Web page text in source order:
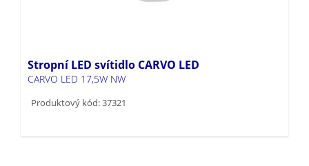
Stropní LED svítidlo CARVO LED
CARVO LED 17,5W NW
Produktový kód: 37321